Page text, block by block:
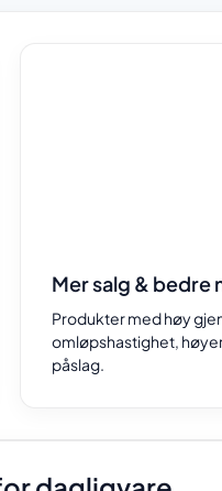
Mer salg & bedre
Produkter med høy
omløpshastighet,
påslag.